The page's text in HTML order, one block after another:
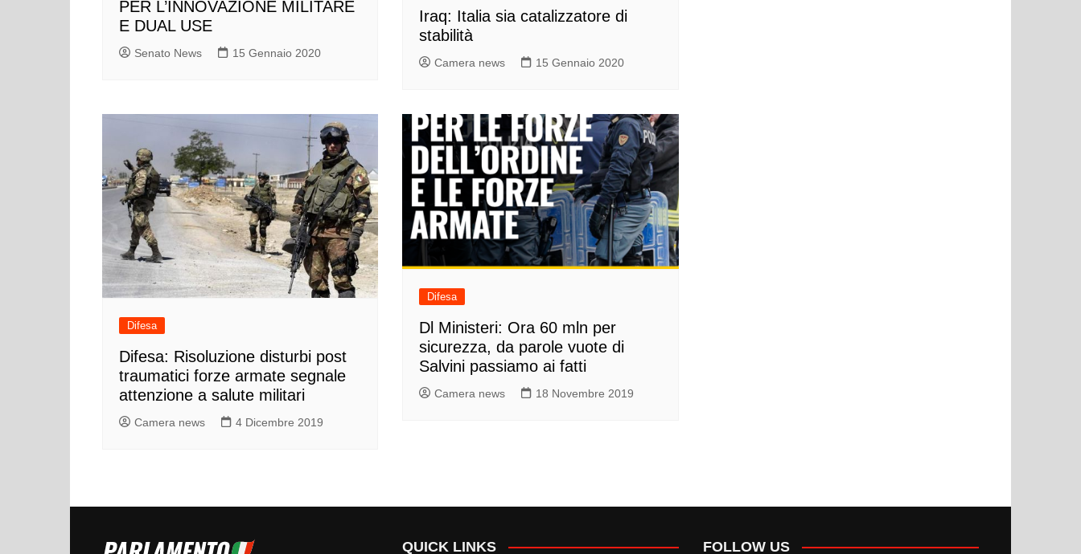
PER L’INNOVAZIONE MILITARE
E DUAL USE
Senato News 15 Gennaio 2020
Iraq: Italia sia catalizzatore di
stabilità
Camera news 15 Gennaio 2020
Difesa
Difesa: Risoluzione disturbi post
traumatici forze armate segnale
attenzione a salute militari
Camera news 4 Dicembre 2019
Difesa
Dl Ministeri: Ora 60 mln per
sicurezza, da parole vuote di
Salvini passiamo ai fatti
Camera news 18 Novembre 2019
QUICK LINKS FOLLOW US